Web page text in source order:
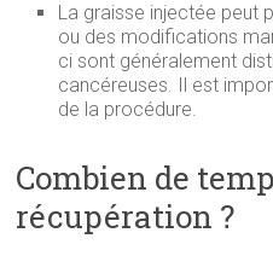
La graisse injectée peut
ou des modifications
ci sont généralement
cancéreuses. Il est
de la procédure.
Combien de
récupération ?